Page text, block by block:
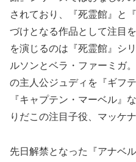
されており、『死霊館』と
づけとなる作品として注目
を演じるのは『死霊館』シ
ルソンとベラ・ファーミガ
の主人公ジュディを『ギフ
『キャプテン・マーベル』
りだこの注目子役、マッケ
先日解禁となった『アナベ